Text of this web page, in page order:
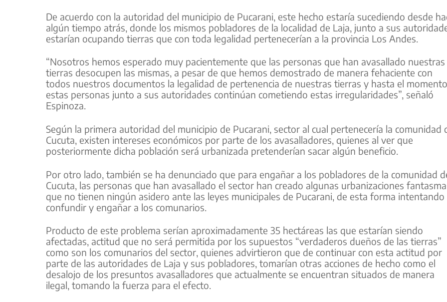
De acuerdo con la autoridad del municipio de Pucarani, este hecho estaría sucediendo desde
algún tiempo atrás, donde los mismos pobladores de la localidad de Laja, junto a sus
estarían ocupando tierras que con toda legalidad pertenecerían a la provincia Los Andes.
“Nosotros hemos esperado muy pacientemente que las personas que han avasallado nuestras
tierras desocupen las mismas, a pesar de que hemos demostrado de manera fehaciente con
todos nuestros documentos la legalidad de pertenencia de nuestras tierras y hasta el momento
estas personas junto a sus autoridades continúan cometiendo estas irregularidades”, señaló
Espinoza.
Según la primera autoridad del municipio de Pucarani, sector al cual pertenecería la comunidad
Cucuta, existen intereses económicos por parte de los avasalladores, quienes al ver que
posteriormente dicha población será urbanizada pretenderían sacar algún beneficio.
Por otro lado, también se ha denunciado que para engañar a los pobladores de la comunidad
Cucuta, las personas que han avasallado el sector han creado algunas urbanizaciones
que no tienen ningún asidero ante las leyes municipales de Pucarani, de esta forma intentando
confundir y engañar a los comunarios.
Producto de este problema serían aproximadamente 35 hectáreas las que estarían siendo
afectadas, actitud que no será permitida por los supuestos “verdaderos dueños de las tierras”
como son los comunarios del sector, quienes advirtieron que de continuar con esta actitud por
parte de las autoridades de Laja y sus pobladores, tomarían otras acciones de hecho como el
desalojo de los presuntos avasalladores que actualmente se encuentran situados de manera
ilegal, tomando la fuerza para el efecto.